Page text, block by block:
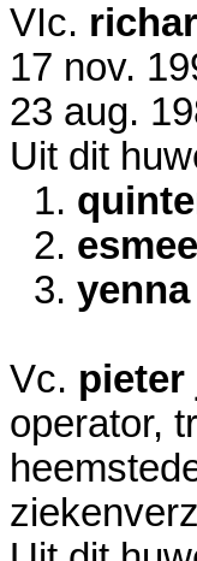
VIc.
17 nov.
23 aug.
Uit dit
1.
2.
3.
Vc. pieter
operator,